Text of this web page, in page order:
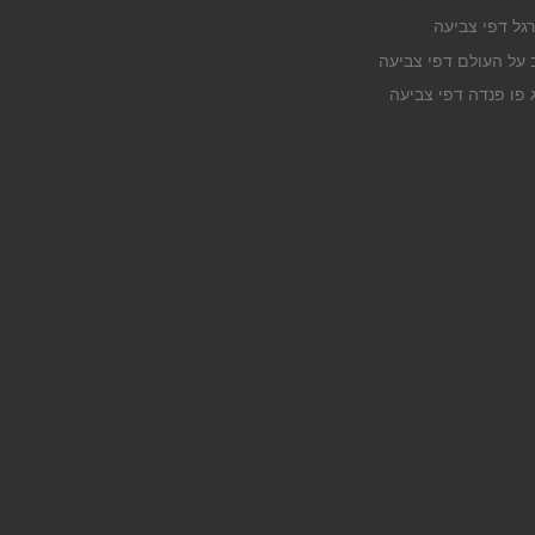
דפי צביעה
על העולם דפי צביעה
פו פנדה דפי צביעה